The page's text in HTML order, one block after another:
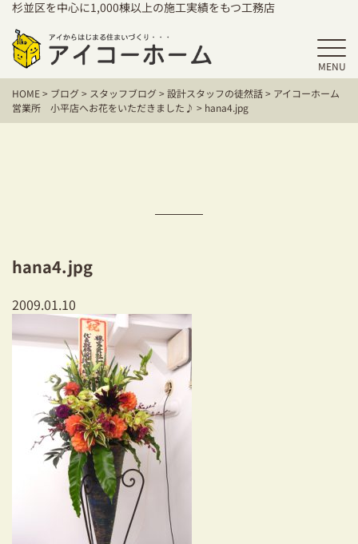
杉並区を中心に1,000棟以上の施工実績をもつ工務店
MENU
HOME
アイコーホームの家づくり
保証／アフターサポート
建て替えをお考えの方
耐震対策も安心の家づくり
リフォーム・リノベーションをお考えの方
必見！土地からお探しの方へ
資金計画についてのご相談
ショールーム
HOME> ブログ> スタッフブログ>設計スタッフの徒然話> アイコーホーム
営業所 小平店へお花をいただきました♪ > hana4.jpg
hana4.jpg
2009.01.10